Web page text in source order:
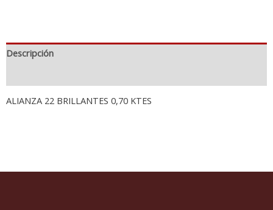
Descripción
ALIANZA 22 BRILLANTES 0,70 KTES